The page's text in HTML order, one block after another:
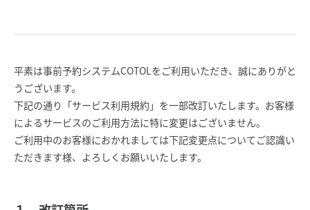
平素は事前予約システムCOTOLをご利用いただき、誠にありがと
うございます。
下記の通り「サービス利用規約」を一部改訂いたします。お客様
によるサービスのご利用方法に特に変更はございません。
ご利用中のお客様におかれましては下記変更点についてご認識い
ただきます様、よろしくお願いいたします。